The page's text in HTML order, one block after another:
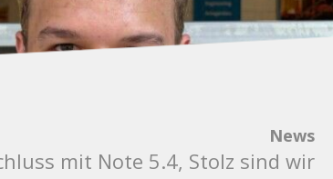
News
mit Note 5.4, Stolz sind wir